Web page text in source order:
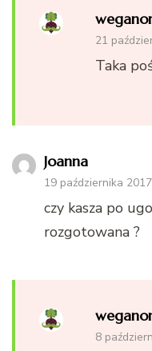
21
Taka
Joanna
19 października
czy kasza po
rozgotowana ?
8